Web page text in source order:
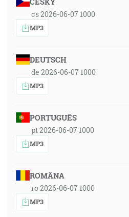
cs 2026-06-07 1000
MP3
DEUTSCH
de 2026-06-07 1000
MP3
PORTUGUÊS
pt 2026-06-07 1000
MP3
ROMÂNA
ro 2026-06-07 1000
MP3